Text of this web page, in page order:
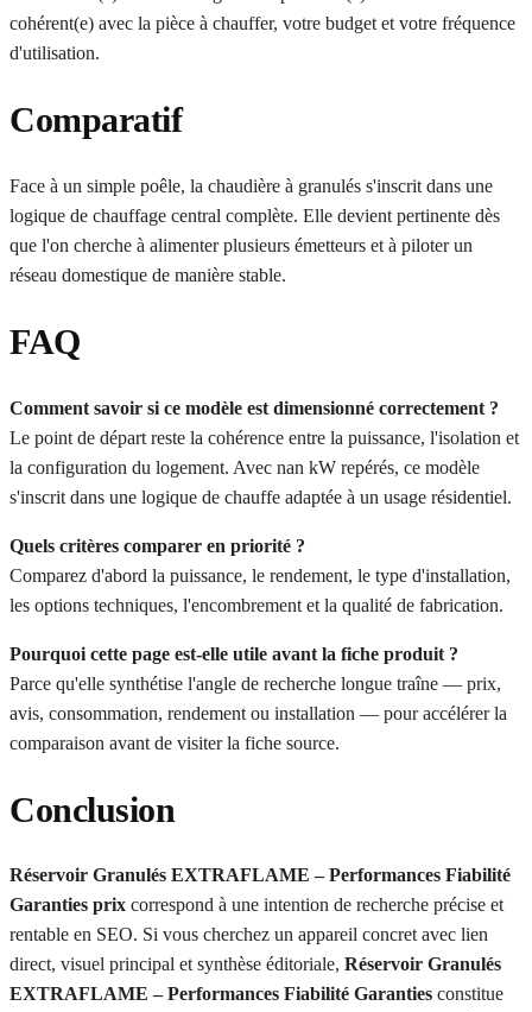
cohérent(e) avec la pièce à chauffer, votre budget et votre fréquence
d'utilisation.
Comparatif
Face à un simple poêle, la chaudière à granulés s'inscrit dans une
logique de chauffage central complète. Elle devient pertinente dès
que l'on cherche à alimenter plusieurs émetteurs et à piloter un
réseau domestique de manière stable.
FAQ
Comment savoir si ce modèle est dimensionné correctement ?
Le point de départ reste la cohérence entre la puissance, l'isolation et
la configuration du logement. Avec nan kW repérés, ce modèle
s'inscrit dans une logique de chauffe adaptée à un usage résidentiel.
Quels critères comparer en priorité ?
Comparez d'abord la puissance, le rendement, le type d'installation,
les options techniques, l'encombrement et la qualité de fabrication.
Pourquoi cette page est-elle utile avant la fiche produit ?
Parce qu'elle synthétise l'angle de recherche longue traîne — prix,
avis, consommation, rendement ou installation — pour accélérer la
comparaison avant de visiter la fiche source.
Conclusion
Réservoir Granulés EXTRAFLAME – Performances Fiabilité
Garanties prix correspond à une intention de recherche précise et
rentable en SEO. Si vous cherchez un appareil concret avec lien
direct, visuel principal et synthèse éditoriale, Réservoir Granulés
EXTRAFLAME – Performances Fiabilité Garanties constitue